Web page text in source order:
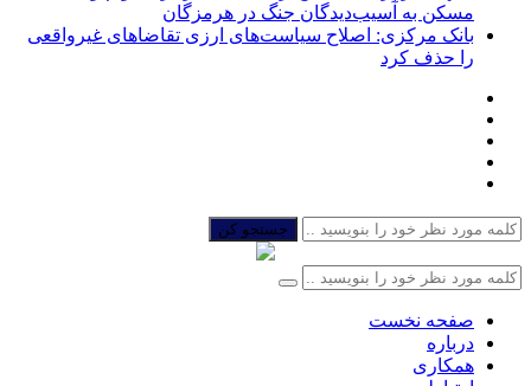
مسکن به آسیب‌دیدگان جنگ در هرمزگان
بانک مرکزی: اصلاح سیاست‌های ارزی تقاضاهای غیرواقعی
را حذف کرد
جستجو کن
صفحه نخست
درباره
همکاری